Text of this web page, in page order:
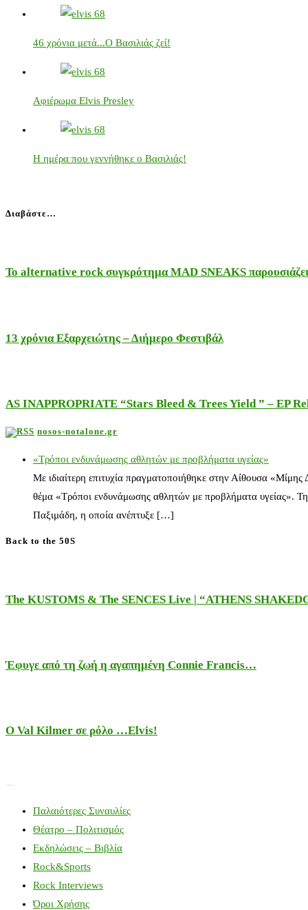
46 χρόνια μετά...Ο Βασιλιάς ζεί!
Αφιέρωμα Elvis Presley
Η ημέρα που γεννήθηκε ο Βασιλιάς!
Διαβάστε…
Το alternative rock συγκρότημα MAD SNEAKS
13 χρόνια Εξαρχειώτης – Διήμερο Φεστιβάλ
AS INAPPROPRIATE “Stars Bleed & Trees Yield ” – EP
nosos-notalone.gr
«Τρόποι ενδυνάμωσης αθλητών με προβλήματα υγείας»
Με ιδιαίτερη επιτυχία πραγματοποιήθηκε στην Αίθουσα
θέμα «Τρόποι ενδυνάμωσης αθλητών με προβλήματα υγείας».
Παξιμάδη, η οποία ανέπτυξε […]
Back to the 50S
The KUSTOMS & The SENCES Live | “ATHENS
Έφυγε από τη ζωή η αγαπημένη Connie Francis…
Ο Val Kilmer σε ρόλο …Elvis!
Παλαιότερες Συναυλίες
Θέατρο – Πολιτισμός
Εκδηλώσεις – Βιβλία
Rock&Sports
Rock Interviews
Όροι Χρήσης